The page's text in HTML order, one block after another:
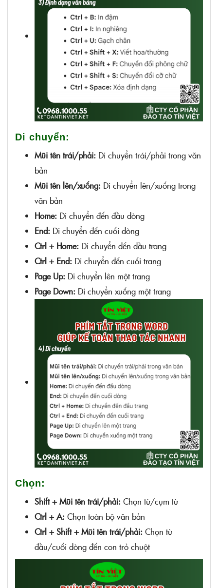
Di chuyển:
Mũi tên trái/phải: Di chuyển trái/phải trong văn
bản
Mũi tên lên/xuống: Di chuyển lên/xuống trong
văn bản
Home: Di chuyển đến đầu dòng
End: Di chuyển đến cuối dòng
Ctrl + Home: Di chuyển đến đầu trang
Ctrl + End: Di chuyển đến cuối trang
Page Up: Di chuyển lên một trang
Page Down: Di chuyển xuống một trang
Chọn:
Shift + Mũi tên trái/phải: Chọn từ/cụm từ
Ctrl + A: Chọn toàn bộ văn bản
Ctrl + Shift + Mũi tên trái/phải: Chọn từ
đầu/cuối dòng đến con trỏ chuột